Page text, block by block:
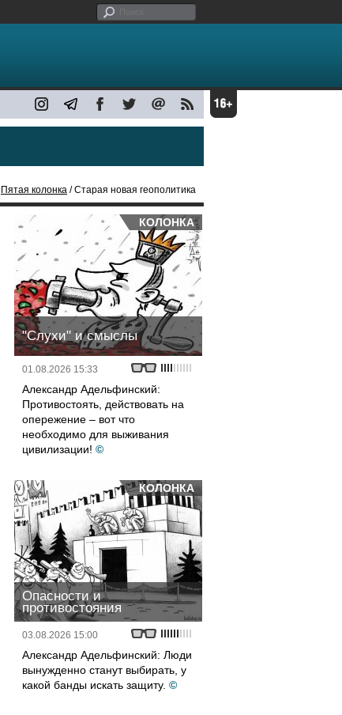
Пятая колонка / Старая новая геополитика
КОЛОНКА
"Слухи" и смыслы
01.08.2026 15:33
Александр Адельфинский:
Противостоять, действовать на
опережение – вот что
необходимо для выживания
цивилизации! ©
КОЛОНКА
Опасности и
противостояния
03.08.2026 15:00
Александр Адельфинский: Люди
вынужденно станут выбирать, у
какой банды искать защиту. ©